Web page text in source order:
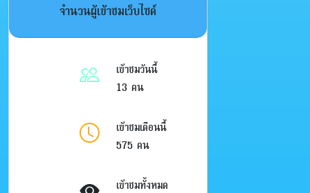
จำนวนผู้เข้าชมเว็บไซต์
เข้าชมวันนี้
13 คน
เข้าชมเดือนนี้
575 คน
เข้าชมทั้งหมด